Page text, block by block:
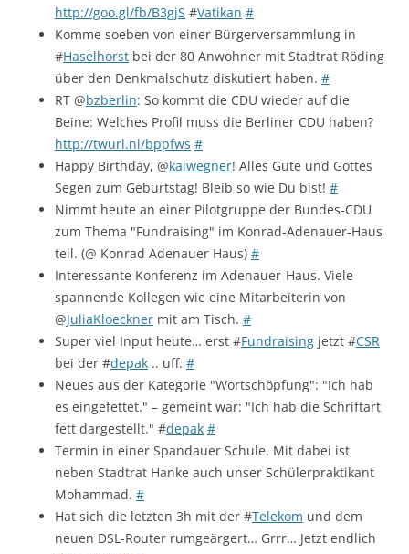
http://goo.gl/fb/B3gjS #Vatikan #
Komme soeben von einer Bürgerversammlung in
#Haselhorst bei der 80 Anwohner mit Stadtrat Röding
über den Denkmalschutz diskutiert haben. #
RT @bzberlin: So kommt die CDU wieder auf die
Beine: Welches Profil muss die Berliner CDU haben?
http://twurl.nl/bppfws #
Happy Birthday, @kaiwegner! Alles Gute und Gottes
Segen zum Geburtstag! Bleib so wie Du bist! #
Nimmt heute an einer Pilotgruppe der Bundes-CDU
zum Thema "Fundraising" im Konrad-Adenauer-Haus
teil. (@ Konrad Adenauer Haus) #
Interessante Konferenz im Adenauer-Haus. Viele
spannende Kollegen wie eine Mitarbeiterin von
@JuliaKloeckner mit am Tisch. #
Super viel Input heute… erst #Fundraising jetzt #CSR
bei der #depak .. uff. #
Neues aus der Kategorie "Wortschöpfung": "Ich hab
es eingefettet." – gemeint war: "Ich hab die Schriftart
fett dargestellt." #depak #
Termin in einer Spandauer Schule. Mit dabei ist
neben Stadtrat Hanke auch unser Schülerpraktikant
Mohammad. #
Hat sich die letzten 3h mit der #Telekom und dem
neuen DSL-Router rumgeärgert… Grrr… Jetzt endlich